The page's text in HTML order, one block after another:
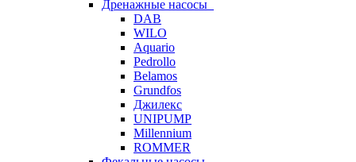
Дренажные насосы
DAB
WILO
Aquario
Pedrollo
Belamos
Grundfos
Джилекс
UNIPUMP
Millennium
ROMMER